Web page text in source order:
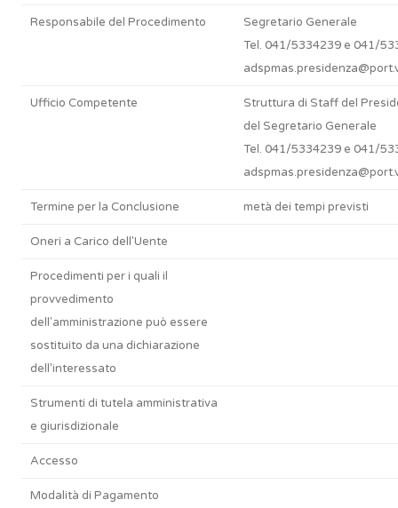
Responsabile del Procedimento
Segretario Generale
Tel. 041/5334239 e 041/
Ufficio Competente
Struttura di Staff del
del Segretario Generale
Tel. 041/5334239 e 041/
Termine per la Conclusione metà dei tempi previsti
Oneri a Carico dell'Uente
Procedimenti per i quali il
provvedimento
dell'amministrazione può essere
sostituito da una dichiarazione
dell'interessato
Strumenti di tutela amministrativa
e giurisdizionale
Accesso
Modalità di Pagamento